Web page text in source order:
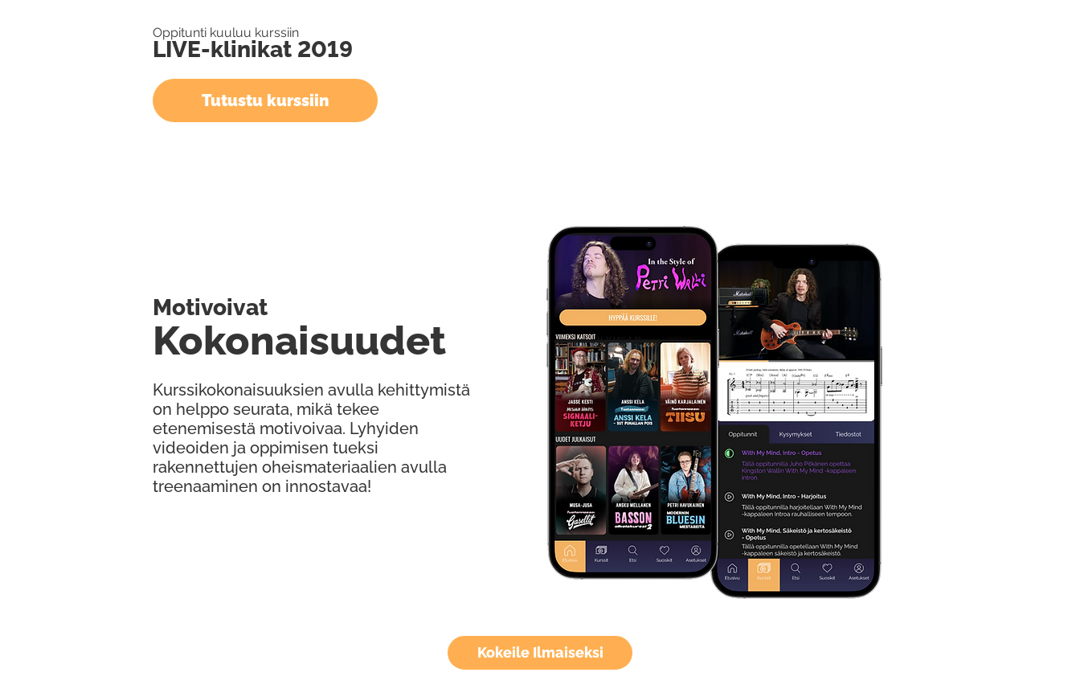
Kokeile Ilmaiseksi
Oppitunti kuuluu kurssiin
LIVE-klinikat 2019
Tutustu kurssiin
Kurssikokonaisuuksien avulla kehittymistä
on helppo seurata, mikä tekee
etenemisestä motivoivaa. Lyhyiden
videoiden ja oppimisen tueksi
rakennettujen oheismateriaalien avulla
treenaaminen on innostavaa!
Kokonaisuudet
Motivoivat